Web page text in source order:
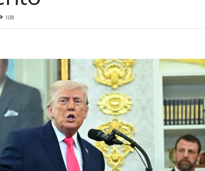
108